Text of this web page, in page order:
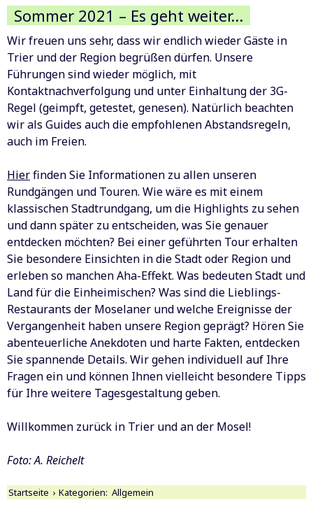
Sommer 2021 – Es geht weiter…
Wir freuen uns sehr, dass wir endlich wieder Gäste in
Trier und der Region begrüßen dürfen. Unsere
Führungen sind wieder möglich, mit
Kontaktnachverfolgung und unter Einhaltung der 3G-
Regel (geimpft, getestet, genesen). Natürlich beachten
wir als Guides auch die empfohlenen Abstandsregeln,
auch im Freien.
Hierfinden Sie Informationen zu allen unseren
Rundgängen und Touren. Wie wäre es mit einem
klassischen Stadtrundgang, um die Highlights zu sehen
und dann später zu entscheiden, was Sie genauer
entdecken möchten? Bei einer geführten Tour erhalten
Sie besondere Einsichten in die Stadt oder Region und
erleben so manchen Aha-Effekt. Was bedeuten Stadt und
Land für die Einheimischen? Was sind die Lieblings-
Restaurants der Moselaner und welche Ereignisse der
Vergangenheit haben unsere Region geprägt? Hören Sie
abenteuerliche Anekdoten und harte Fakten, entdecken
Sie spannende Details. Wir gehen individuell auf Ihre
Fragen ein und können Ihnen vielleicht besondere Tipps
für Ihre weitere Tagesgestaltung geben.
Willkommen zurück in Trier und an der Mosel!
Foto: A. Reichelt
Startseite › Kategorien: Allgemein